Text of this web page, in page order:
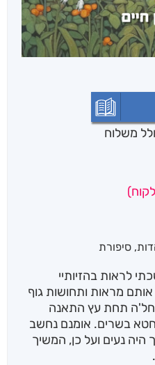
משלוח
, סיפורת
לראות בהזיותיי
מראות ותחושות גוף
תחת עץ התאנה
חטא בשרים. אומנם נחשב
היה נעים ועל כן, המשיך